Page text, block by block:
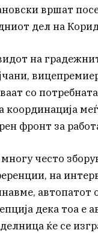
вршат
дел на
на
со
координација
фронт за
често
на
автопатот
дека тоа е
ќе се